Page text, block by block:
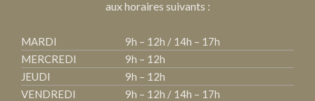
aux horaires suivants :
MARDI
9h – 12h / 14h – 17h
MERCREDI
9h – 12h
JEUDI
9h – 12h
VENDREDI
9h – 12h / 14h – 17h